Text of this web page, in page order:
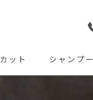
カット シャンプー